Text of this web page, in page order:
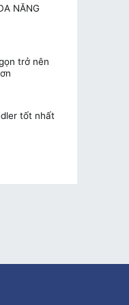
NĂNG
trở nên
tốt nhất